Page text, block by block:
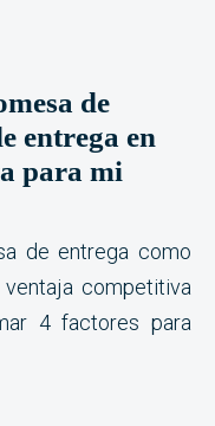
de
entrega en
para mi
de entrega como
competitiva
4 factores para